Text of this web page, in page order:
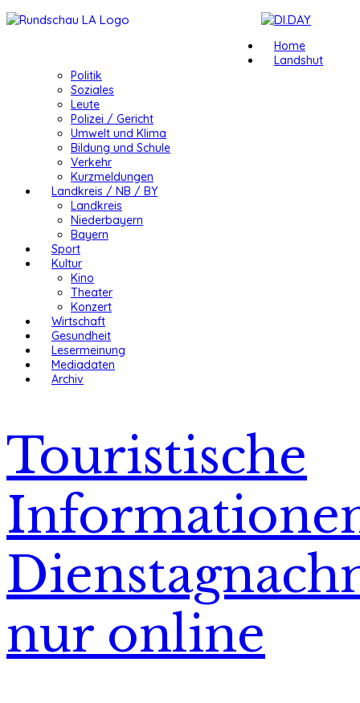
Home
Landshut
Politik
Soziales
Leute
Polizei / Gericht
Umwelt und Klima
Bildung und Schule
Verkehr
Kurzmeldungen
Landkreis / NB / BY
Landkreis
Niederbayern
Bayern
Sport
Kultur
Kino
Theater
Konzert
Wirtschaft
Gesundheit
Lesermeinung
Mediadaten
Archiv
Touristische
nur online